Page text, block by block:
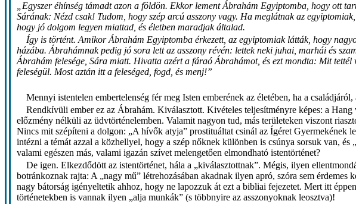
„Egyszer éhínség támadt azon a földön. Ekkor lement Ábrahám Egyiptomba, hogy ott
Sárának: Nézd csak! Tudom, hogy szép arcú asszony vagy. Ha meglátnak az
hogy jó dolgom legyen miattad, és életben maradjak általad.
Így is történt. Amikor Ábrahám Egyiptomba érkezett, az egyiptomiak látták, hogy
házába. Ábrahámnak pedig jó sora lett az asszony révén: lettek neki juhai, marhái és
Ábrahám felesége, Sára miatt. Hivatta azért a fáraó Ábrahámot, és ezt mondta: Mit
feleségül. Most aztán itt a feleséged, fogd, és menj!”
Mennyi istentelen embertelenség fér meg Isten emberének az életében, ha a
Rendkívüli ember ez az Ábrahám. Kiválasztott. Kivételes teljesítményre képes: a
előzmény nélküli az üdvtörténelemben. Valamit nagyon tud, más területeken viszont
Nincs mit szépíteni a dolgon: „A hívők atyja” prostituáltat csinál az Ígéret Gyermekének
intézni a témát azzal a közhellyel, hogy a szép nőknek különben is csúnya sorsuk van,
valami egészen más, valami igazán szívet melengetően elmondható istentörténet?
De igen. Elkezdődött az istentörténet, hála a „kiválasztottnak”. Mégis, ilyen
botránkoznak rajta: A „nagy mű” létrehozásában akadnak ilyen apró, szóra sem
nagy bátorság igényeltetik ahhoz, hogy ne lapozzuk át ezt a bibliai fejezetet. Mert itt
történetekben is vannak ilyen „alja munkák” (s többnyire az asszonyoknak leosztva)!